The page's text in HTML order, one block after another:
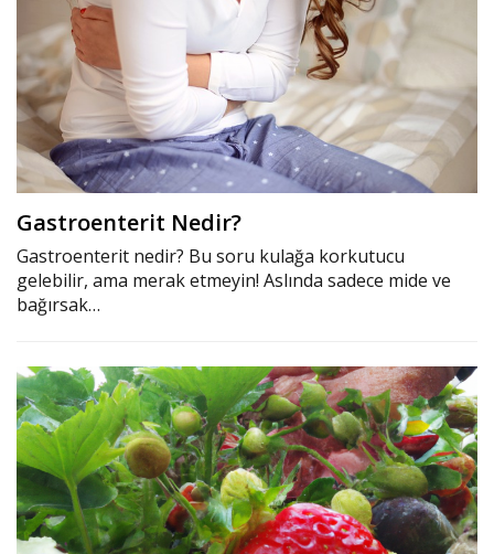
Gastroenterit Nedir?
Gastroenterit nedir? Bu soru kulağa korkutucu
gelebilir, ama merak etmeyin! Aslında sadece mide ve
bağırsak…